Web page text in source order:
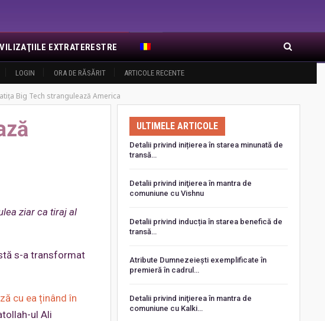
LOGIN ORA DE RĂSĂRIT ARTICOLE RECENTE
EXTRATERESTRE
Big Tech strangulează America
ziar ca tiraj al
s-a transformat
cu ea ținând în
ul Ali
ULTIMELE ARTICOLE
Detalii privind inițierea în starea minunată de
transă…
Detalii privind iniţierea în mantra de
comuniune cu Vishnu
Detalii privind inducția în starea benefică de
transă…
Atribute Dumnezeiești exemplificate în
premieră în cadrul…
Detalii privind iniţierea în mantra de
comuniune cu Kalki…